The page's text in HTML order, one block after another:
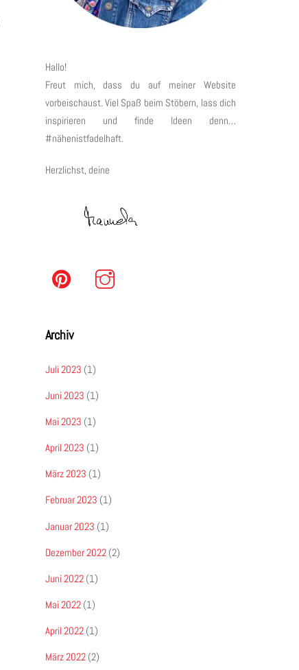
Hallo!
Freut mich, dass du auf meiner Website
vorbeischaust. Viel Spaß beim Stöbern, lass dich
inspirieren und finde Ideen denn…
#nähenistfadelhaft.
Herzlichst, deine
Archiv
Juli 2023 (1)
Juni 2023 (1)
Mai 2023 (1)
April 2023 (1)
März 2023 (1)
Februar 2023 (1)
Januar 2023 (1)
Dezember 2022(2)
Juni 2022(1)
Mai 2022(1)
April 2022(1)
März 2022(2)